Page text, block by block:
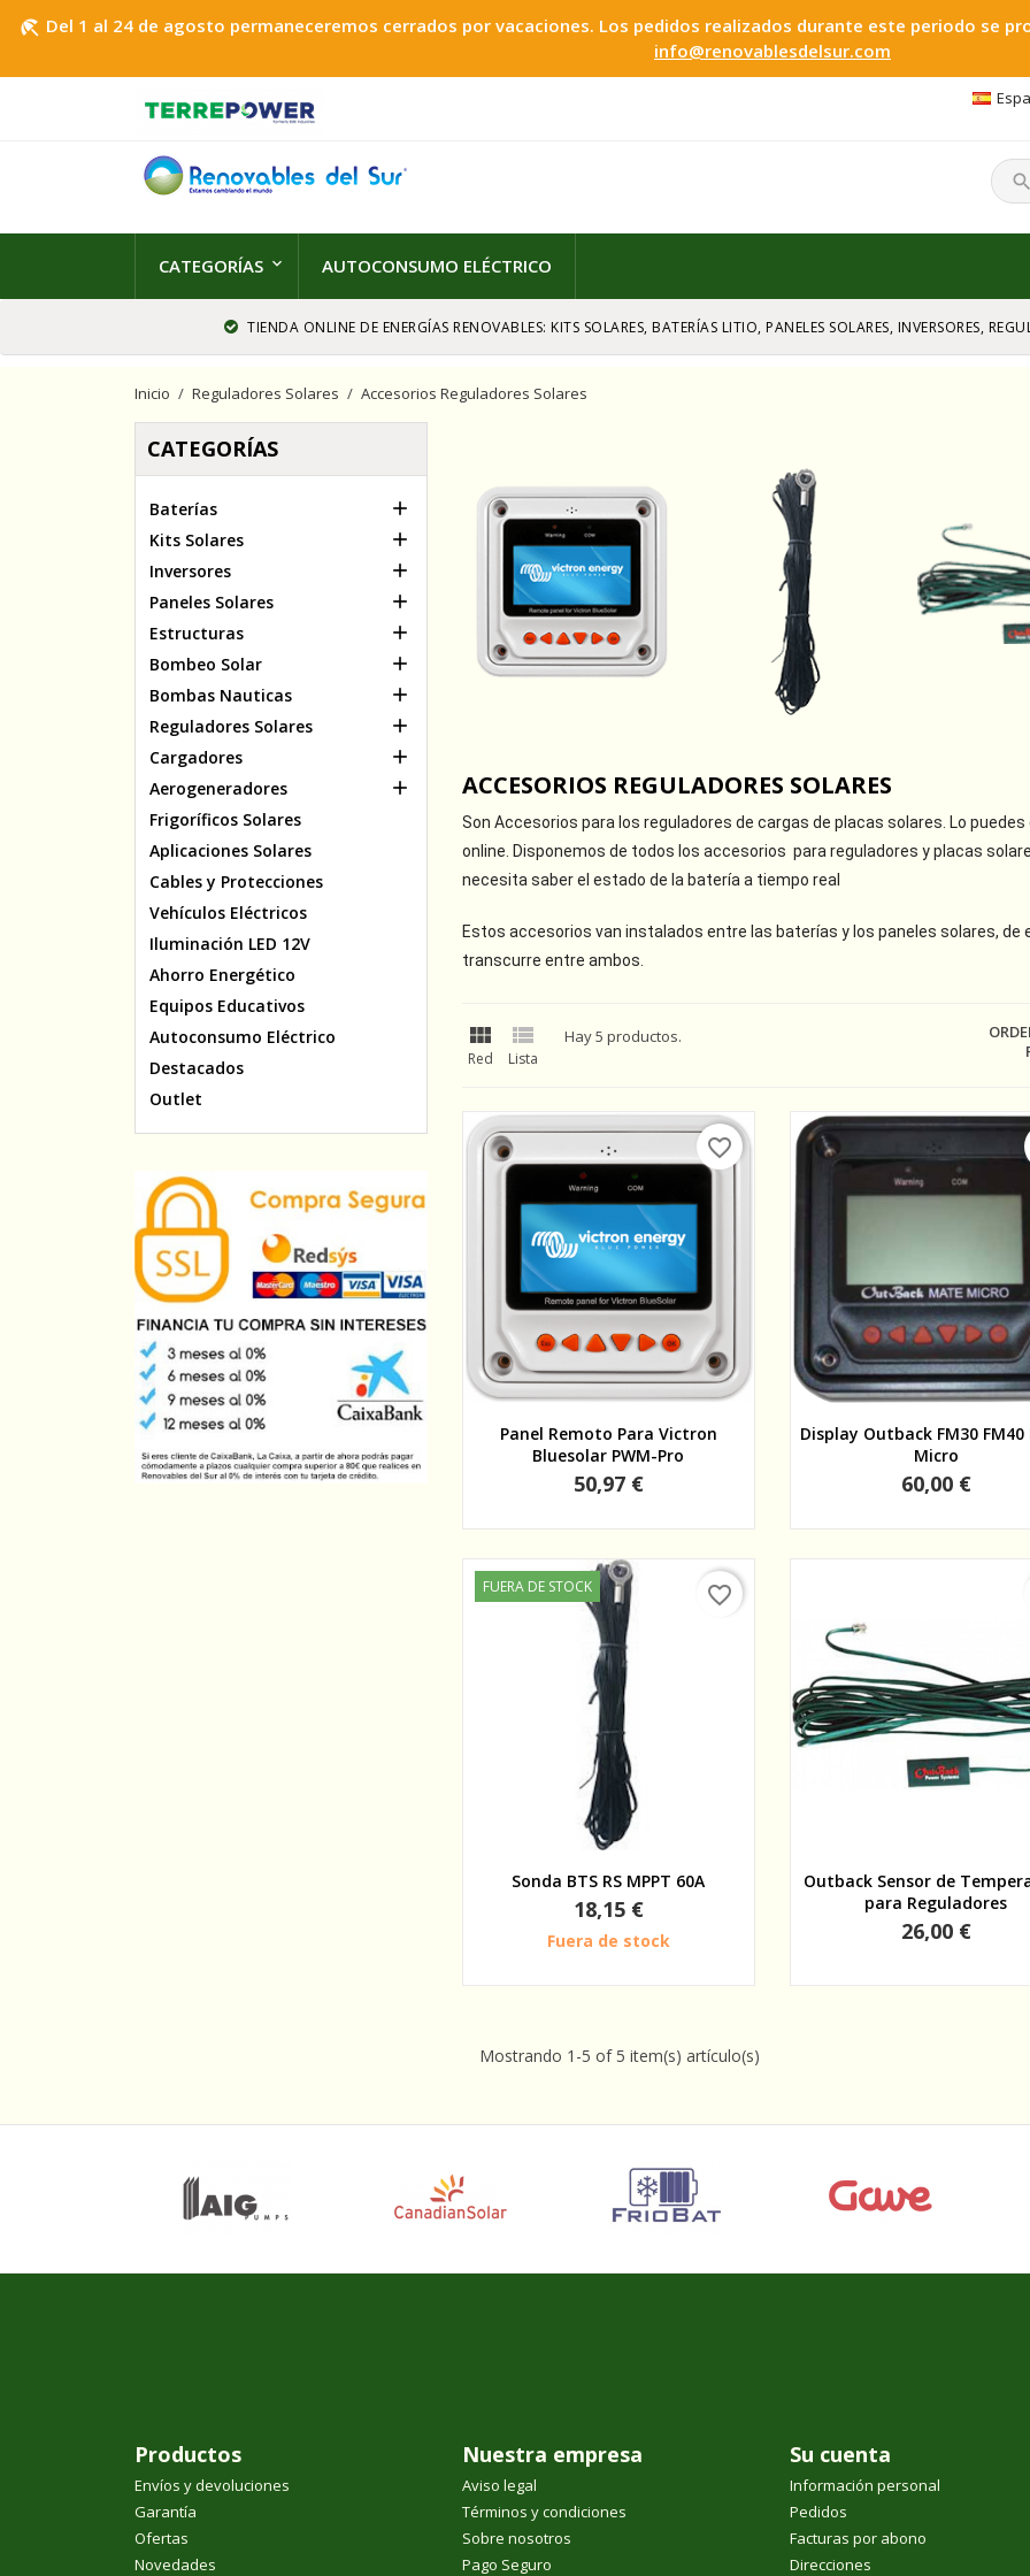
beach_access Del 1 al 24 de agosto permaneceremos cerrados por vacaciones. Los pedidos realizados durante este periodo se
info@renovablesdelsur.com
search
CATEGORÍAS AUTOCONSUMO ELÉCTRICO
TIENDA ONLINE DE ENERGÍAS RENOVABLES: KITS SOLARES, BATERÍAS LITIO, PANELES SOLARES, INVERSORES,
Inicio Reguladores Solares Accesorios Reguladores Solares
CATEGORÍAS
Baterías 
Kits Solares 
Inversores 
Paneles Solares 
Estructuras 
Bombeo Solar 
Bombas Nauticas 
Reguladores Solares 
Cargadores 
Aerogeneradores 
Frigoríficos Solares
Aplicaciones Solares
Cables y Protecciones
Vehículos Eléctricos
Iluminación LED 12V
Ahorro Energético
Equipos Educativos
Autoconsumo Eléctrico
Destacados
Outlet
ACCESORIOS REGULADORES SOLARES
Son Accesorios para los reguladores de cargas de placas solares. Lo
online. Disponemos de todos los accesorios para reguladores y placas
necesita saber el estado de la batería a tiempo real
Estos accesorios van instalados entre las baterías y los paneles solares,
transcurre entre ambos.

Red

Lista
Hay 5 productos.
Vista rápida
Panel Remoto Para Victron
Bluesolar PWM-Pro
Precio
50,97 €
favorite_border
Vista rápida
Display Outback FM30
Micro
Precio
60,00 €
FUERA DE STOCK
Vista rápida
Sonda BTS RS MPPT 60A
Precio
18,15 €
Fuera de stock
favorite_border
Vista rápida
Outback Sensor de
para Reguladores
Precio
26,00 €
Mostrando 1-5 of 5 item(s) artículo(s)
Productos
Envíos y devoluciones
Garantía
Ofertas
Novedades
Nuestra empresa
Aviso legal
Términos y condiciones
Sobre nosotros
Pago Seguro
Su cuenta
Información personal
Pedidos
Facturas por abono
Direcciones